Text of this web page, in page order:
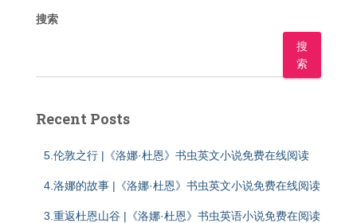
搜索
搜
索
Recent Posts
5.伦敦之行 |《洛娜·杜恩》书虫英文小说免费在线阅读
4.洛娜的故事 |《洛娜·杜恩》书虫英文小说免费在线阅读
3.重返杜恩山谷 |《洛娜·杜恩》书虫英语小说免费在阅读